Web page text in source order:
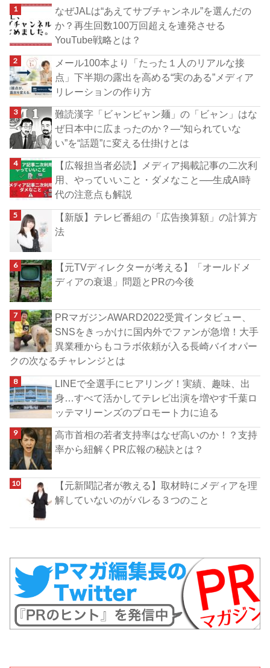
なぜJALは“あえてサブチャンネル”を選んだの
か？再生回数100万回超えを連発させる
YouTube戦略とは？
メール100本より「たった１人のリアルな接
点」下半期の露出を高める“実のある”メディア
リレーションの作り方
難読漢字「ビャンビャン麺」の「ビャン」はな
ぜ日本中に広まったのか？―“知られていな
い”を“話題”に変える仕掛けとは
【広報担当者必読】メディア掲載記事の二次利
用、やっていいこと・ダメなこと──生成AI時
代の注意点も解説
【新版】テレビ番組の「広告換算額」の計算方
法
【元TVディレクターが考える】「オールドメ
ディアの衰退」問題とPRの今後
PRマガジンAWARD2022受賞インタビュー、
SNSをきっかけに国内外でファンが急増！大手
異業種からもコラボ依頼が入る長崎バイオパー
クの次なるチャレンジとは
LINEで全選手にヒアリング！実績、趣味、出
身…すべて活かしてテレビ出演を増やす千葉ロ
ッテマリーンズのプロモート力に迫る
高市首相の若者支持率はなぜ高いのか！？支持
率から紐解くPR広報の秘訣とは？
【元新聞記者が教える】取材時にメディアを理
解していないのがバレる３つのこと